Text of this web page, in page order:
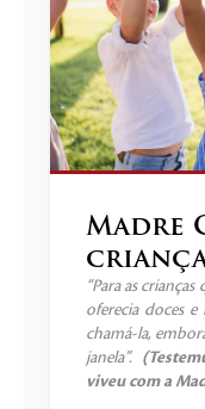
Madre
“Para as
oferecia doces
chamá-la,
janela”.
viveu com a